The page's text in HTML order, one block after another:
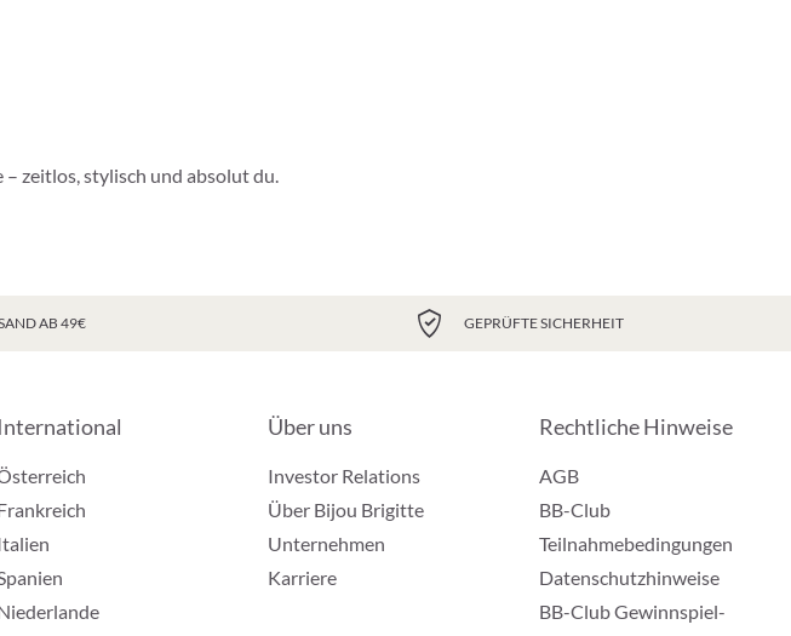
zeitlos, stylisch und absolut du.
AB 49€ GEPRÜFTE SICHERHEIT
International Über uns
Investor Relations
Über Bijou Brigitte
Unternehmen
Karriere
Rechtliche Hinweise
AGB
BB-Club
Teilnahmebedingungen
Datenschutzhinweise
BB-Club Gewinnspiel-